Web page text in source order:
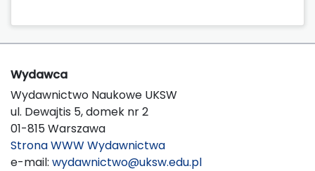
Wydawca
Wydawnictwo Naukowe UKSW
ul. Dewajtis 5, domek nr 2
01-815 Warszawa
Strona WWW Wydawnictwa
e-mail: wydawnictwo@uksw.edu.pl